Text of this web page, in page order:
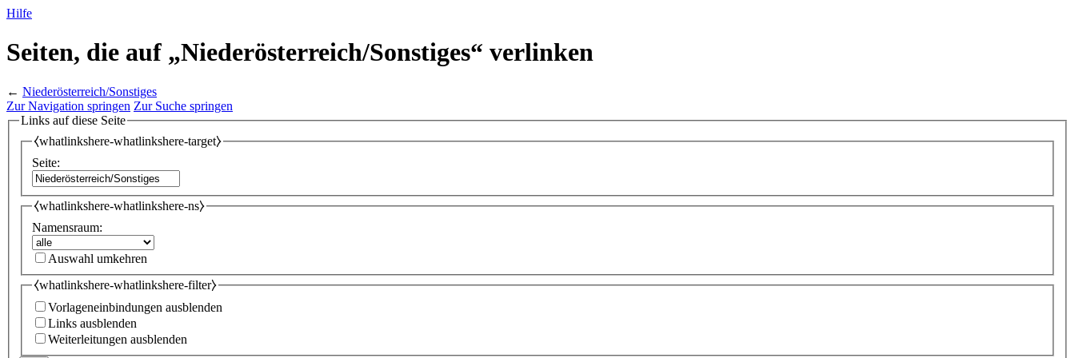
Hilfe
Seiten, die auf „Niederösterreich/Sonstiges“ verlinken
← Niederösterreich/Sonstiges
Zur Navigation springen Zur Suche springen
Links auf diese Seite
⧼whatlinkshere-whatlinkshere-target⧽
Seite:
⧼whatlinkshere-whatlinkshere-ns⧽
Namensraum:
Auswahl umkehren
⧼whatlinkshere-whatlinkshere-filter⧽
Vorlageneinbindungen ausblenden
Links ausblenden
Weiterleitungen ausblenden